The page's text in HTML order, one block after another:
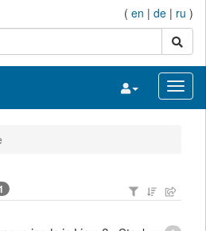
( en | de | ru )
поиск
Переключить